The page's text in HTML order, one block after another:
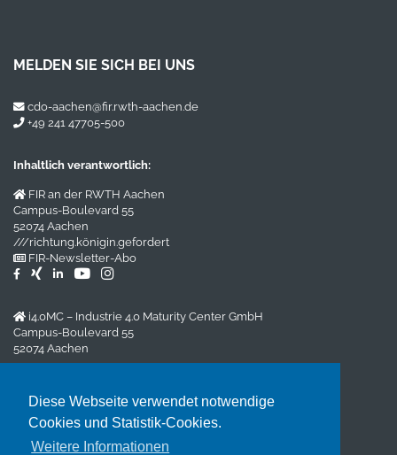
Diese Webseite verwendet notwendige
Cookies und Statistik-Cookies.
Weitere Informationen
MELDEN SIE SICH BEI UNS
cdo-aachen@fir.rwth-aachen.de
+49 241 47705-500
Inhaltlich verantwortlich:
FIR an der RWTH Aachen
Campus-Boulevard 55
52074 Aachen
///richtung.königin.gefordert
FIR-Newsletter-Abo
i4.0MC – Industrie 4.0 Maturity Center GmbH
Campus-Boulevard 55
52074 Aachen